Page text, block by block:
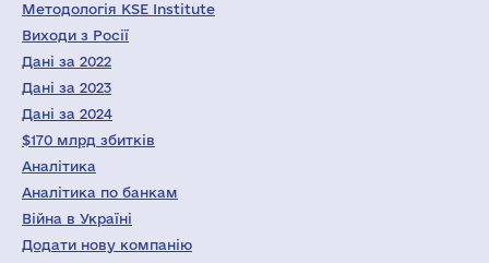
Методологія KSE Institute
Виходи з Росії
Дані за 2022
Дані за 2023
Дані за 2024
$170 млрд збитків
Аналітика
Аналітика по банкам
Війна в Україні
Додати нову компанію